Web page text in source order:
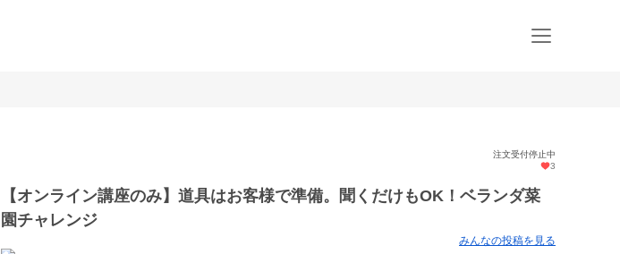
注文受付停止中
3
【オンライン講座のみ】道具はお客様で準備。聞くだけもOK！ベランダ菜
園チャレンジ
みんなの投稿を見る